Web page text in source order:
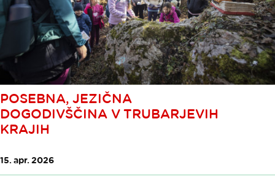
POSEBNA, JEZIČNA
DOGODIVŠČINA V TRUBARJEVIH
KRAJIH
15. apr. 2026